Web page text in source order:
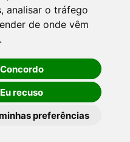
analisar o tráfego
de onde vêm
Concordo
Eu recuso
preferências
Caldas, Carapicuíba/SP
Brasil
5500
PREFEITO
Caldas, Carapicuíba/SP
Brasil